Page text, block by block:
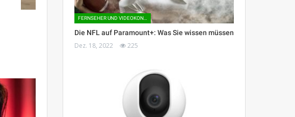
FERNSEHER UND VIDEOKONSOLEN
Die NFL auf Paramount+: Was Sie wissen müssen
Dez. 18, 2022 225